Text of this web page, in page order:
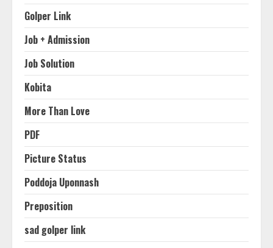
Golper Link
Job + Admission
Job Solution
Kobita
More Than Love
PDF
Picture Status
Poddoja Uponnash
Preposition
sad golper link